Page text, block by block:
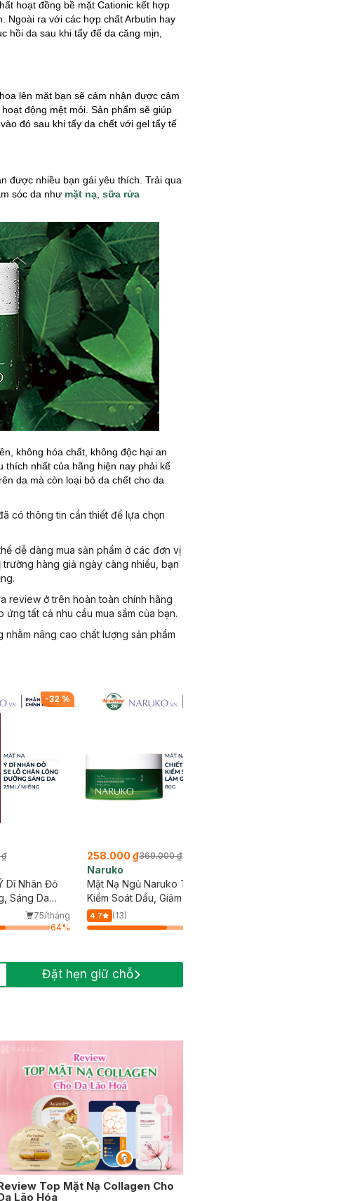
hoạt đồng bề mặt Cationic kết hợp
Ngoài ra với các hợp chất Arbutin hay
hồi da sau khi tẩy để da căng mịn,
lên mặt bạn sẽ cảm nhận được cảm
động mệt mỏi. Sản phẩm sẽ giúp
đó sau khi tẩy da chết với gel tẩy tế
được nhiều bạn gái yêu thích. Trải qua
sóc da như mặt nạ ,sữa rửa
không hóa chất, không độc hại an
nhất của hãng hiện nay phải kể
da mà còn loại bỏ da chết cho da
có thông tin cần thiết để lựa chọn
dễ dàng mua sản phẩm ở các đơn vị
hàng giả ngày càng nhiều, bạn
review ở trên hoàn toàn chính hãng
tất cả nhu cầu mua sắm của bạn.
nâng cao chất lượng sản phẩm
-32 %
Dĩ Nhân Đỏ
Sáng Da
75/tháng
64%
258.000 ₫369.000 ₫
Naruko
Mặt Nạ Ngủ Naruko Tràm Trà
Kiểm Soát Dầu, Giảm Mụn 80g
4.7
(13)
Đặt hẹn giữ chỗ
Top Mặt Nạ Collagen Cho
Lão Hóa